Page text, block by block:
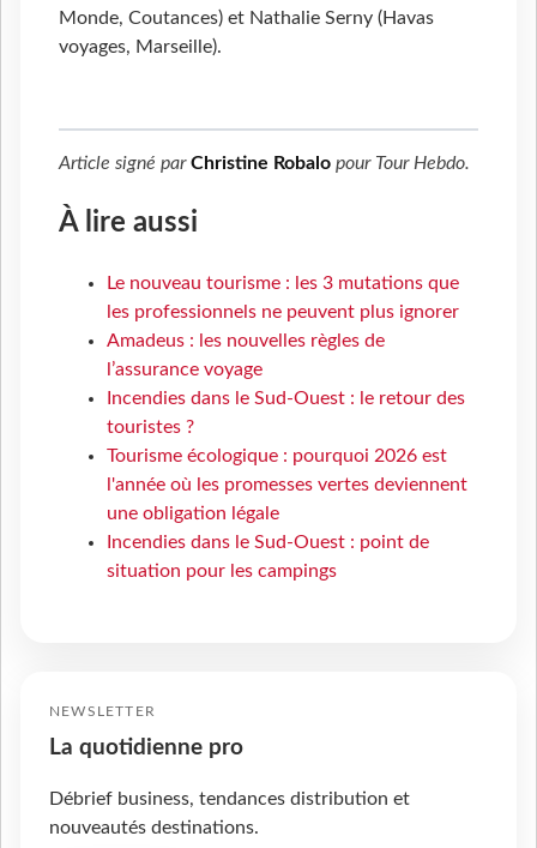
Monde, Coutances) et Nathalie Serny (Havas
voyages, Marseille).
Article signé parChristine Robalo pour Tour Hebdo.
À lire aussi
Le nouveau tourisme : les 3 mutations que
les professionnels ne peuvent plus ignorer
Amadeus : les nouvelles règles de
l’assurance voyage
Incendies dans le Sud-Ouest : le retour des
touristes ?
Tourisme écologique : pourquoi 2026 est
l'année où les promesses vertes deviennent
une obligation légale
Incendies dans le Sud-Ouest : point de
situation pour les campings
NEWSLETTER
La quotidienne pro
Débrief business, tendances distribution et
nouveautés destinations.